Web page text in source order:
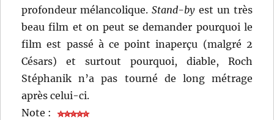
profondeur mélancolique.Stand-byest un très
beau film et on peut se demander pourquoi le
film est passé à ce point inaperçu (malgré 2
Césars) et surtout pourquoi, diable, Roch
Stéphanik n’a pas tourné de long métrage
après celui-ci.
Note :